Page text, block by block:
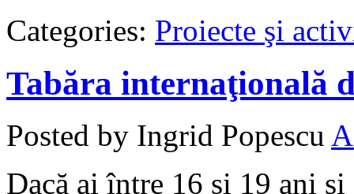
Categories: Proiecte şi
Tabăra internaţională
Posted by Ingrid Popescu
Dacă ai între 16 şi 19 ani